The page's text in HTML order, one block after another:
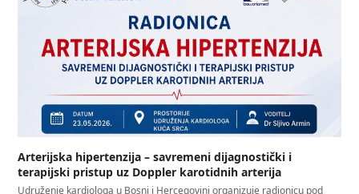
Arterijska hipertenzija – savremeni dijagnostički i
terapijski pristup uz Doppler karotidnih arterija
Udruženje kardiologa u Bosni i Hercegovini organizuje radionicu pod